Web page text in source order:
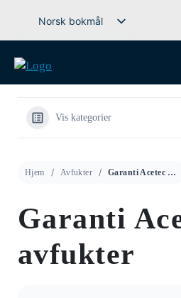
Norsk bokmål
Svenska
English (UK)
Dansk
Lietuvių kalba
Vis kategorier
Hjem Avfukter Garanti Acetec avfukter
Garanti
avfukter